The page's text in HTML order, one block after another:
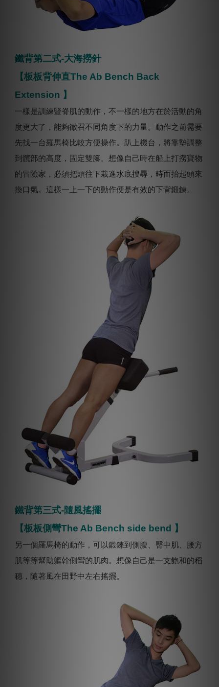
鐵背第二式-大海撈針
【板板背伸直The Ab Bench Back
Extension 】
一樣是訓練豎脊肌的動作，不一樣的地方在於活動的角
度更大了，能夠徵召不同角度下的力量。動作之前需要
先找一台羅馬椅比較方便操作。趴上機台，將靠墊調整
到髖部的高度，固定雙腳。想像自己時在船上打撈寶物
的冒險家，必須把頭往下栽進水底搜尋，時而抬起頭來
換口氣。這樣一上一下的動作便是有效的下背鍛鍊。
鐵背第三式-隨風搖擺
【板板側彎The Ab Bench side bend 】
另一個羅馬椅的動作，可以鍛鍊到側腹、臀中肌、腰方
肌等等幫助軀幹側彎的肌肉。想像自己是一支飽和的稻
穗，隨著風在田野中左右搖擺。